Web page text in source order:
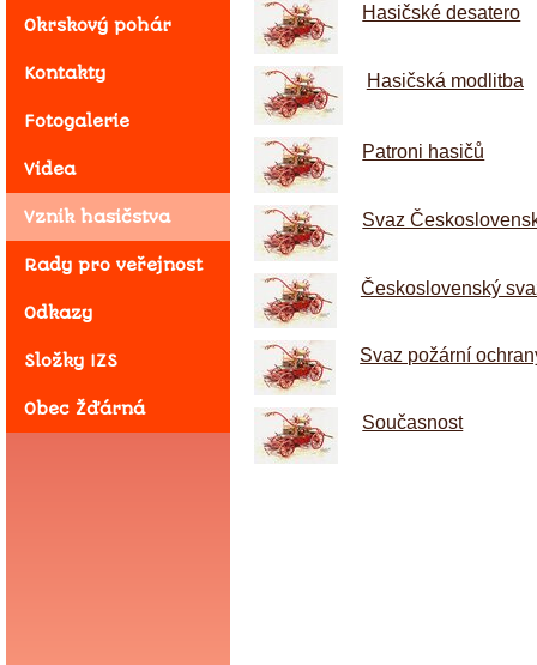
Okrskový pohár
Kontakty
Fotogalerie
Videa
Vznik hasičstva
Rady pro veřejnost
Odkazy
Složky IZS
Obec Žďárná
Hasičské desatero
Hasičská modlitba
Patroni hasičů
Svaz
Československý
Svaz požární
Současnost